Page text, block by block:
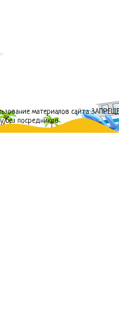
материалов сайта
без посредников